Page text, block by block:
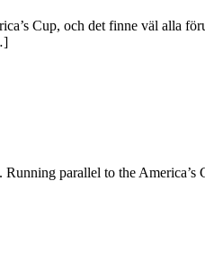
Cup, och det finne väl alla
parallel to the America’s